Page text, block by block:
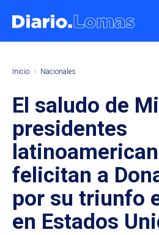
Inicio Nacionales
El saludo de
presidentes
felicitan a
por su triunfo
en Estados